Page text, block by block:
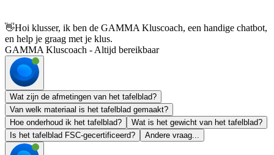
👋Hoi klusser, ik ben de GAMMA Kluscoach, een handige chatbot,
en help je graag met je klus.
GAMMA Kluscoach - Altijd bereikbaar
Wat zijn de afmetingen van het tafelblad?
Van welk materiaal is het tafelblad gemaakt?
Hoe onderhoud ik het tafelblad?
Wat is het gewicht van het tafelblad?
Is het tafelblad FSC-gecertificeerd?
Andere vraag...